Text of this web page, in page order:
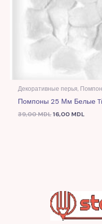
Декоративные перья,
Помпоны 25 Мм Белые
39,00MDL16,00 MDL